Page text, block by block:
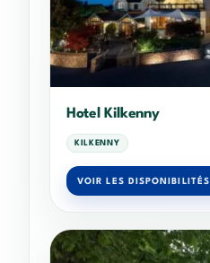
Hotel Kilkenny
KILKENNY
VOIR LES DISPONIBILITÉS